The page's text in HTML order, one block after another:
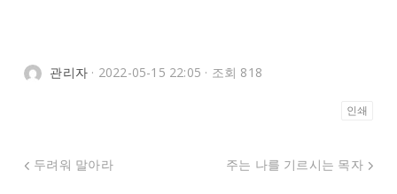
관리자 · 2022-05-15 22:05 · 조회 818
인쇄
두려워 말아라 주는 나를 기르시는 목자